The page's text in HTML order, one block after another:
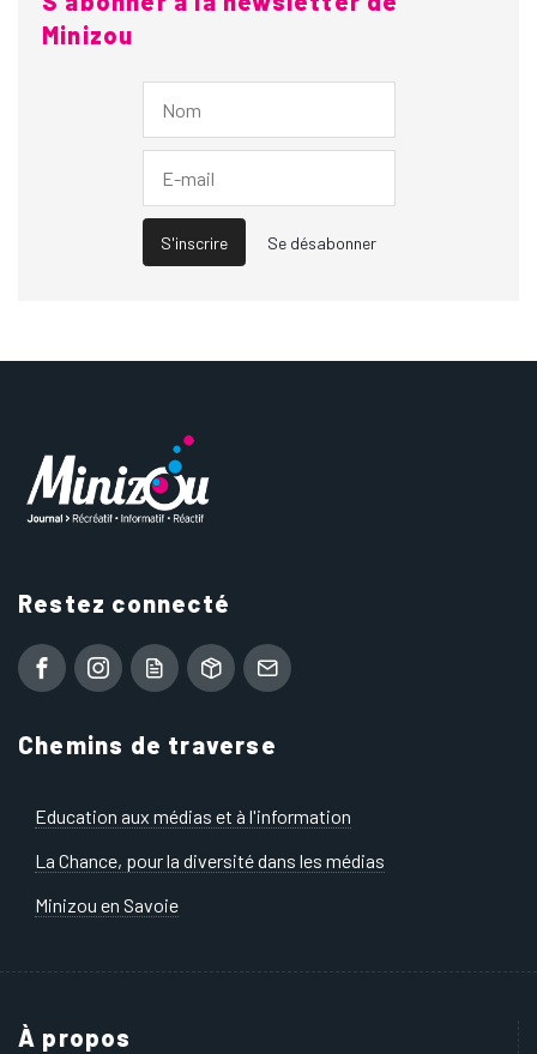
Minizou
S'inscrire Se désabonner
Restez connecté
Chemins de traverse
Education aux médias et à l'information
La Chance, pour la diversité dans les médias
Minizou en Savoie
À propos